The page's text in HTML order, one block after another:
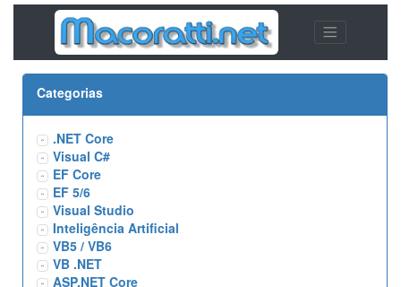
Categorias
.NET Core
Visual C#
EF Core
EF 5/6
Visual Studio
Inteligência Artificial
VB5 / VB6
VB .NET
ASP.NET Core